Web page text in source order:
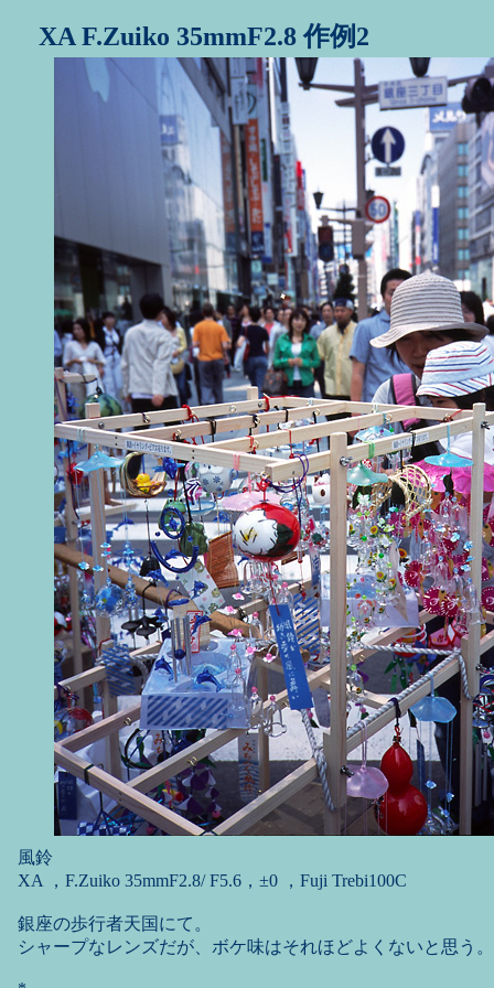
XA F.Zuiko 35mmF2.8 作例2
風鈴
XA ，F.Zuiko 35mmF2.8/ F5.6，±0 ，Fuji Trebi100C
銀座の歩行者天国にて。
シャープなレンズだが、ボケ味はそれほどよくないと思う。